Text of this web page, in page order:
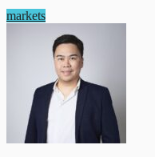
markets